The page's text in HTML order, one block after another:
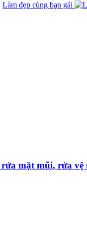
Làm đẹp cùng bạn gái
mặt mũi, rửa vệ